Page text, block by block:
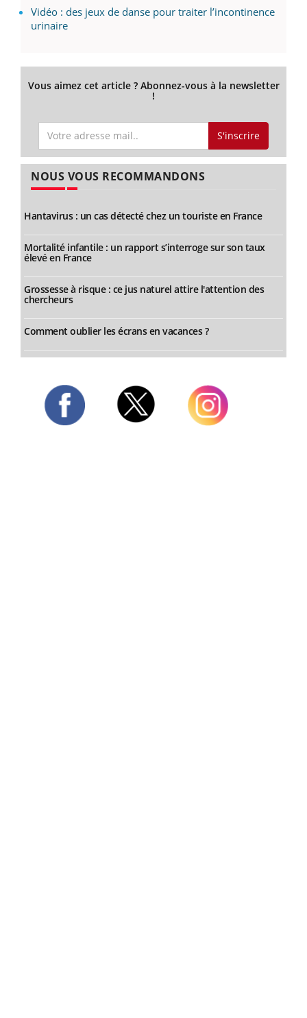
Vidéo : des jeux de danse pour traiter l’incontinence
urinaire
Vous aimez cet article ? Abonnez-vous à la newsletter
!
S'inscrire
NOUS VOUS RECOMMANDONS
Hantavirus : un cas détecté chez un touriste en France
Mortalité infantile : un rapport s’interroge sur son taux
élevé en France
Grossesse à risque : ce jus naturel attire l'attention des
chercheurs
Comment oublier les écrans en vacances ?